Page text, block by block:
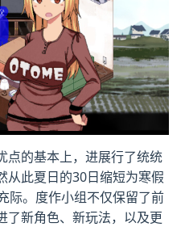
点的基本上，进展行了统统
从此夏日的30日缩短为寒假
际。度作小组不仅保留了前
了​​新角色、新玩法​​，以及更